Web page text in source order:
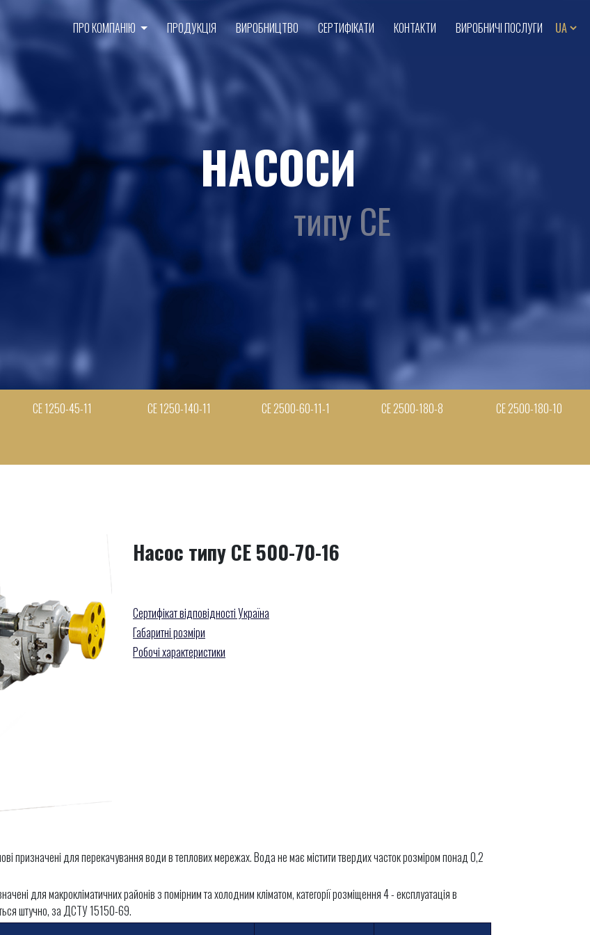
ПРО КОМПАНІЮ
ПРОДУКЦІЯ ВИРОБНИЦТВО СЕРТИФІКАТИ КОНТАКТИ ВИРОБНИЧІ ПОСЛУГИ
НАСОСИ
типу СЕ
СЕ 1250-45-11 СЕ 1250-140-11 СЕ 2500-60-11-1 СЕ 2500-180-8 СЕ 2500-180-10
Насос типу СЕ 500-70-16
Сертифікат відповідності Україна
Габаритні розміри
Робочі характеристики
призначені для перекачування води в теплових мережах. Вода не має містити твердих часток розміром понад 0,2
для макрокліматичних районів з помірним та холодним кліматом, категорії розміщення 4 - експлуатація в
штучно, за ДСТУ 15150-69.